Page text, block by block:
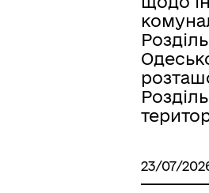
Книга пам'яті полеглих за
23/07/